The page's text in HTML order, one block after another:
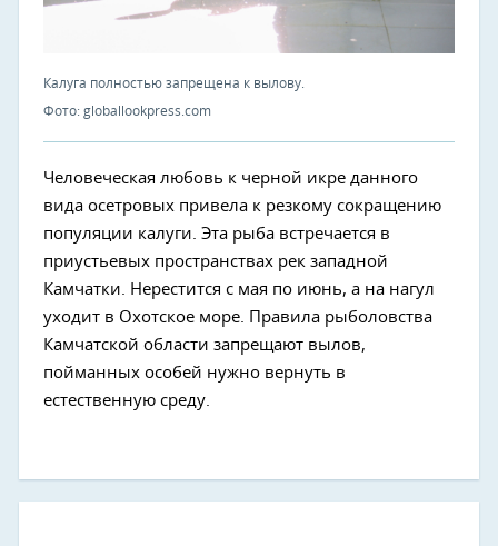
Калуга полностью запрещена к вылову.
Фото: globallookpress.com
Человеческая любовь к черной икре данного
вида осетровых привела к резкому сокращению
популяции калуги. Эта рыба встречается в
приустьевых пространствах рек западной
Камчатки. Нерестится с мая по июнь, а на нагул
уходит в Охотское море. Правила рыболовства
Камчатской области запрещают вылов,
пойманных особей нужно вернуть в
естественную среду.